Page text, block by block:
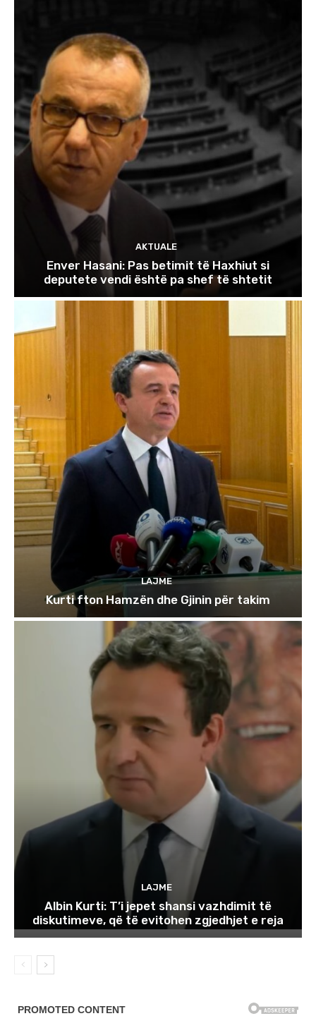
AKTUALE
Enver Hasani: Pas betimit të Haxhiut si
deputete vendi është pa shef të shtetit
LAJME
Kurti fton Hamzën dhe Gjinin për takim
LAJME
Albin Kurti: T’i jepet shansi vazhdimit të
diskutimeve, që të evitohen zgjedhjet e reja